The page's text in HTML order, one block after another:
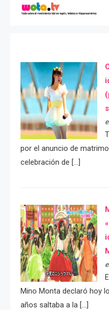
por el anuncio de
celebración de […]
Mino Monta declaró hoy
años saltaba a la […]